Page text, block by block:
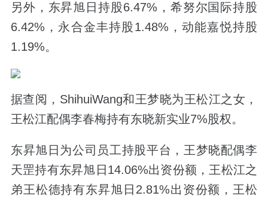
另外，东昇旭日持股6.47%，希努尔国际持股
6.42%，永合金丰持股1.48%，动能嘉悦持股
1.19%。
据查阅，ShihuiWang和王梦晓为王松江之女，
王松江配偶李春梅持有东晓新实业7%股权。
东昇旭日为公司员工持股平台，王梦晓配偶李
天罡持有东昇旭日14.06%出资份额，王松江之
弟王松德持有东昇旭日2.81%出资份额，王松